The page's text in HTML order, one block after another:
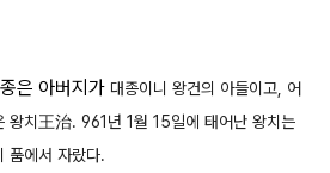
은 아버지가 대종이니 왕건의 아들이고, 어
왕치王治. 961년 1월 15일에 태어난 왕치는
품에서 자랐다.